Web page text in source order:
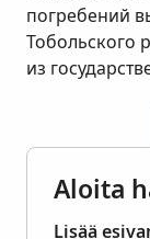
погребений
Тобольского
из
Aloita
Lisää